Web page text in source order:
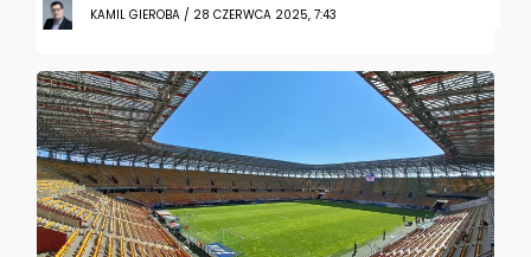
KAMIL GIEROBA / 28 CZERWCA 2025, 7:43